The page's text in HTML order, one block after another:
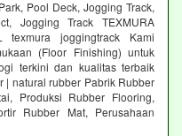
Pool Deck, Jogging Track,
Jogging Track TEXMURA
texmura joggingtrack Kami
(Floor Finishing) untuk
terkini dan kualitas terbaik
| natural rubber Pabrik Rubber
Produksi Rubber Flooring,
Rubber Mat, Perusahaan